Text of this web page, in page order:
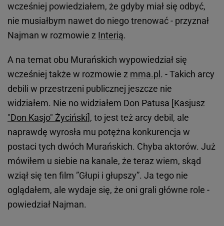
wcześniej powiedziałem, że gdyby miał się odbyć,
nie musiałbym nawet do niego trenować - przyznał
Najman w rozmowie z Interią.
A na temat obu Murańskich wypowiedział się
wcześniej także w rozmowie z mma.pl. - Takich arcy
debili w przestrzeni publicznej jeszcze nie
widziałem. Nie no widziałem Don Patusa [Kasjusz
"Don Kasjo" Życiński], to jest też arcy debil, ale
naprawdę wyrosła mu potężna konkurencja w
postaci tych dwóch Murańskich. Chyba aktorów. Już
mówiłem u siebie na kanale, że teraz wiem, skąd
wziął się ten film ”Głupi i głupszy”. Ja tego nie
oglądałem, ale wydaje się, że oni grali główne role -
powiedział Najman.